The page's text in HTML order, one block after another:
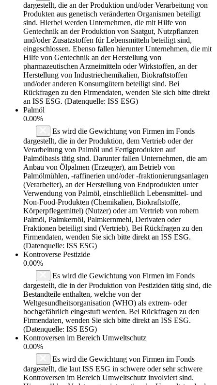
dargestellt, die an der Produktion und/oder Verarbeitung von
Produkten aus genetisch veränderten Organismen beteiligt
sind. Hierbei werden Unternehmen, die mit Hilfe von
Gentechnik an der Produktion von Saatgut, Nutzpflanzen
und/oder Zusatzstoffen für Lebensmitteln beteiligt sind,
eingeschlossen. Ebenso fallen hierunter Unternehmen, die mit
Hilfe von Gentechnik an der Herstellung von
pharmazeutischen Arzneimitteln oder Wirkstoffen, an der
Herstellung von Industriechemikalien, Biokraftstoffen
und/oder anderen Konsumgütern beteiligt sind. Bei
Rückfragen zu den Firmendaten, wenden Sie sich bitte direkt
an ISS ESG. (Datenquelle: ISS ESG)
Palmöl
0.00%
Es wird die Gewichtung von Firmen im Fonds
dargestellt, die in der Produktion, dem Vertrieb oder der
Verarbeitung von Palmöl und Fertigprodukten auf
Palmölbasis tätig sind. Darunter fallen Unternehmen, die am
Anbau von Ölpalmen (Erzeuger), am Betrieb von
Palmölmühlen, -raffinerien und/oder -fraktionierungsanlagen
(Verarbeiter), an der Herstellung von Endprodukten unter
Verwendung von Palmöl, einschließlich Lebensmittel- und
Non-Food-Produkten (Chemikalien, Biokraftstoffe,
Körperpflegemittel) (Nutzer) oder am Vertrieb von rohem
Palmöl, Palmkernöl, Palmkernmehl, Derivaten oder
Fraktionen beteiligt sind (Vertrieb). Bei Rückfragen zu den
Firmendaten, wenden Sie sich bitte direkt an ISS ESG.
(Datenquelle: ISS ESG)
Kontroverse Pestizide
0.00%
Es wird die Gewichtung von Firmen im Fonds
dargestellt, die in der Produktion von Pestiziden tätig sind, die
Bestandteile enthalten, welche von der
Weltgesundheitsorganisation (WHO) als extrem- oder
hochgefährlich eingestuft werden. Bei Rückfragen zu den
Firmendaten, wenden Sie sich bitte direkt an ISS ESG.
(Datenquelle: ISS ESG)
Kontroversen im Bereich Umweltschutz
0.00%
Es wird die Gewichtung von Firmen im Fonds
dargestellt, die laut ISS ESG in schwere oder sehr schwere
Kontroversen im Bereich Umweltschutz involviert sind.